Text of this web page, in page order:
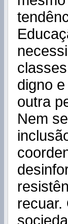
digno
outra
Nem
recuar.